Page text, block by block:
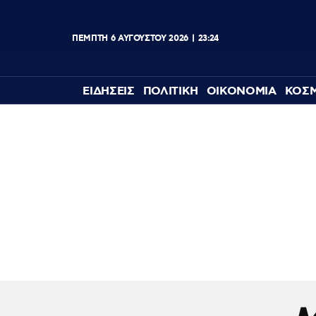
ΠΈΜΠΤΗ 6 ΑΥΓΟΎΣΤΟΥ 2026 23:24
ΕΙΔΗΣΕΙΣ ΠΟΛΙΤΙΚΗ ΟΙΚΟΝΟΜΙΑ